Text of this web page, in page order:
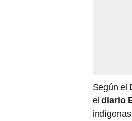
Según el
el diario